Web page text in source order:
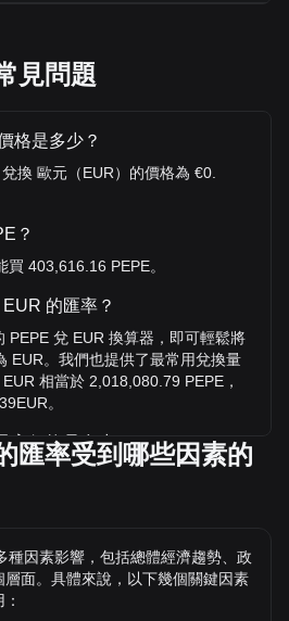
見問題
格是多少？
換 歐元（EUR）的價格為 €0.
？
403,616.16 PEPE。
的匯率？
PEPE 兌 EUR 換算器，即可輕鬆將
EUR。我們也提供了最常用兌換量
相當於 2,018,080.79 PEPE，
。
高價格是多少？
高價為 €0.{4}2443。1 PEPE / EUR
歷史最高價呢？讓我們拭目以待。
）的匯率上升了 3.80%。 過去 1
歐元（EUR）的匯率上升了
匯率受到哪些因素的
種因素影響，包括總體經濟趨勢、政
面。具體來說，以下幾個關鍵因素